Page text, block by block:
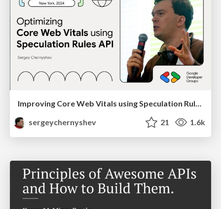
Improving Core Web Vitals using Speculation Rules API
sergeychernyshev
21 1.6k